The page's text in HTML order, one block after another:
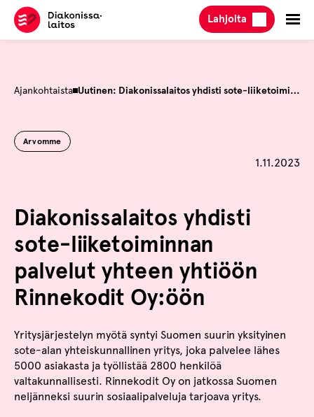
Hyppää
sisältöön
Lahjoita
Ajankohtaista Uutinen: Diakonissalaitos yhdisti sote-liiketoiminnan palvelut yhteen yhtiöön Rinnekodit Oy:öön
Arvomme
Julkaistu
1.11.2023
Diakonissalaitos yhdisti
sote-liiketoiminnan
palvelut yhteen yhtiöön
Rinnekodit Oy:öön
Yritysjärjestelyn myötä syntyi Suomen suurin yksityinen
sote-alan yhteiskunnallinen yritys, joka palvelee lähes
5000 asiakasta ja työllistää 2800 henkilöä
valtakunnallisesti. Rinnekodit Oy on jatkossa Suomen
neljänneksi suurin sosiaalipalveluja tarjoava yritys.